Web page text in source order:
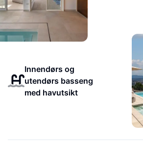
Innendørs og
utendørs basseng
med havutsikt